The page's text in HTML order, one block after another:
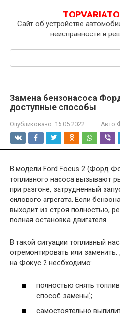
контентуСайт об устройстве
неисправности и
Поиск:
Замена бензонасоса
доступные способы
Опубликовано: 15.05.2022 Авто
В модели Ford Focus 2 (Форд
топливного насоса вызывают
при разгоне, затрудненный
силового агрегата. Если
выходит из строя полностью,
полная остановка двигателя.
В такой ситуации топливный
отремонтировать или
на Фокус 2 необходимо:
полностью снять
способ замены);
самостоятельно